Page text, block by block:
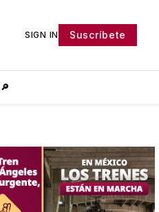
SIGN IN Suscríbete
🔎